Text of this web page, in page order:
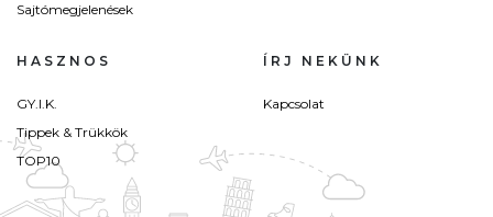
Sajtómegjelenések
HASZNOS
GY.I.K.
Tippek & Trükkök
TOP10
ÍRJ NEKÜNK
Kapcsolat